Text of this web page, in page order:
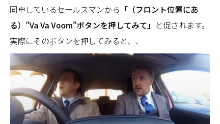
同車しているセールスマンから 「（フロント位置にあ
る）”Va Va Voom”ボタンを押してみて」 と促されます。
実際にそのボタンを押してみると、、